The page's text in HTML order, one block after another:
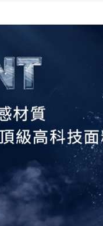
▎ 女裝 裙裝
26SS NEW